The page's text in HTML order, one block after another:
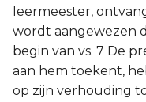
leermeester,
wordt aangewezen
begin van vs. 7 De
aan hem toekent,
op zijn verhouding